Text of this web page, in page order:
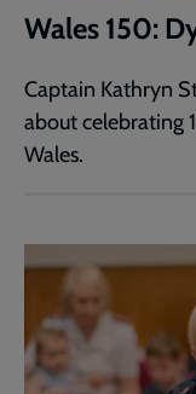
Wales 150:
Captain Kathryn
about celebrating
Wales.